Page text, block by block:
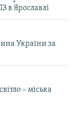
в Ярославлі
України за
– міська